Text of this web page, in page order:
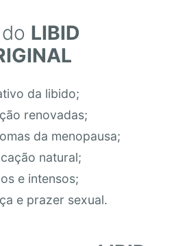
LIBID
da libido;
renovadas;
da menopausa;
natural;
e intensos;
e prazer sexual.